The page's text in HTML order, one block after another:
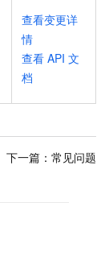
查看变更详
情
查看 API 文
档
下一篇： 常见问题